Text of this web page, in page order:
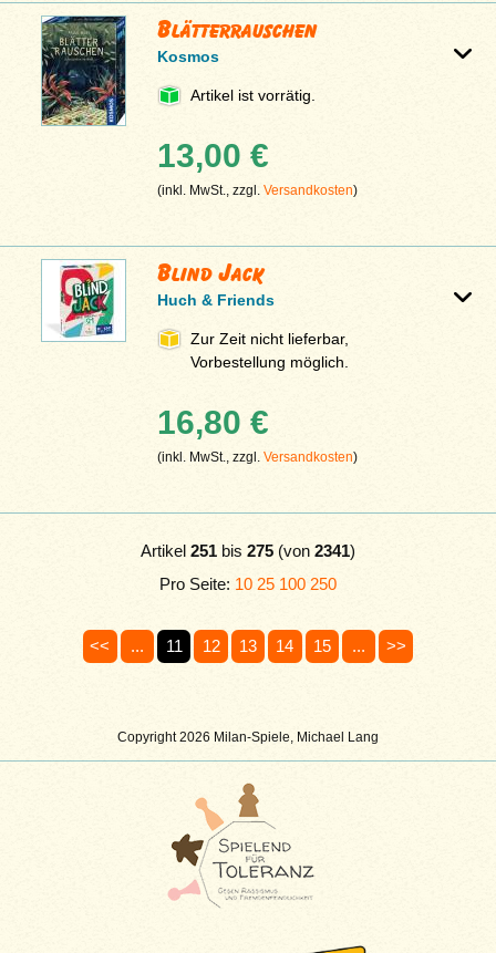
Copyright 2026 Milan-Spiele, Michael Lang
Blätterrauschen
Kosmos
Artikel ist vorrätig.
13,00 €
(inkl. MwSt., zzgl.Versandkosten)
Blind Jack
Huch & Friends
Zur Zeit nicht lieferbar,
Vorbestellung möglich.
16,80 €
(inkl. MwSt., zzgl.Versandkosten)
Artikel 251 bis 275 (von 2341)
Pro Seite: 10 25 100 250
<< ... 11 12 13 14 15 ... >>